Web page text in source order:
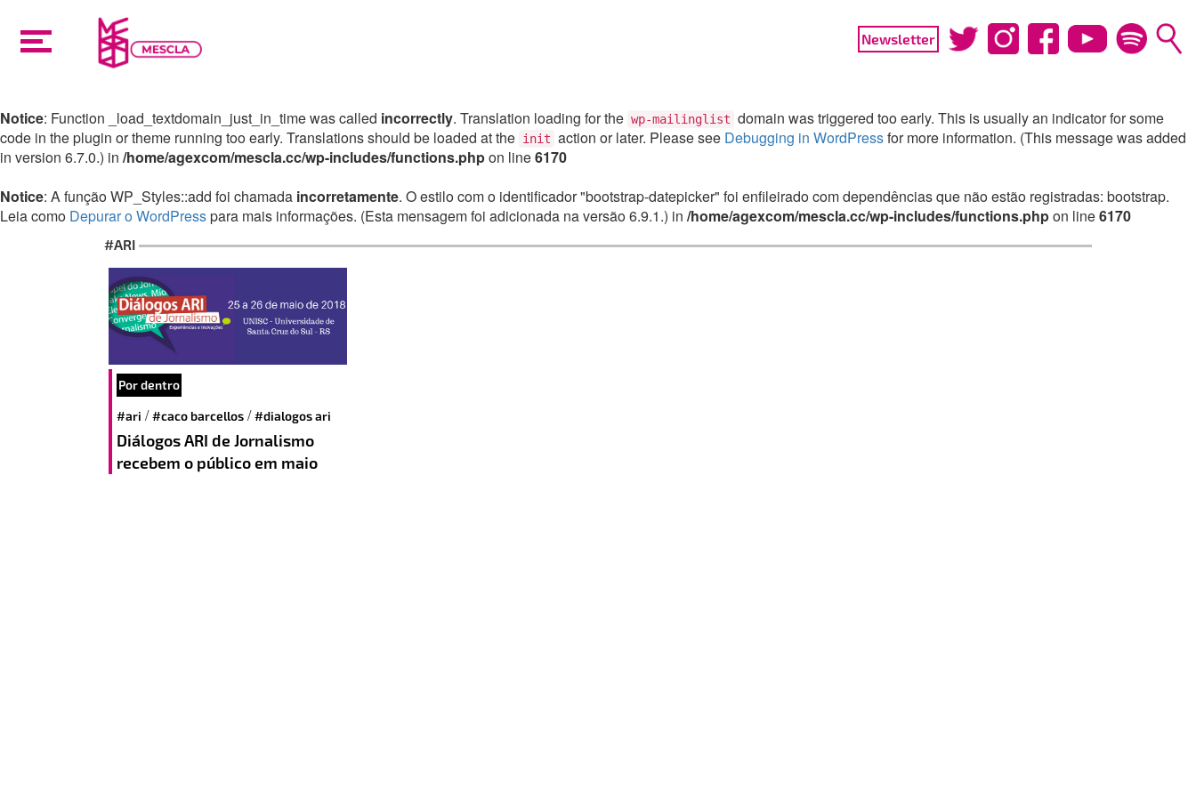
Notice: Function _load_textdomain_just_in_time was called incorrectly. Translation loading for the wp-mailinglist domain was triggered too early. This is usually an indicator for some
code in the plugin or theme running too early. Translations should be loaded at the init action or later. Please see Debugging in WordPressfor more information. (This message was added
in version 6.7.0.) in /home/agexcom/mescla.cc/wp-includes/functions.phpon line6170
Notice: A função WP_Styles::add foi chamada incorretamente. O estilo com o identificador "bootstrap-datepicker" foi enfileirado com dependências que não estão registradas: bootstrap.
Leia como Depurar o WordPresspara mais informações. (Esta mensagem foi adicionada na versão 6.9.1.) in /home/agexcom/mescla.cc/wp-includes/functions.phpon line6170
Newsletter
#ARI
Por dentro
#ari /#caco barcellos /#dialogos ari
Diálogos ARI de Jornalismo
recebem o público em maio